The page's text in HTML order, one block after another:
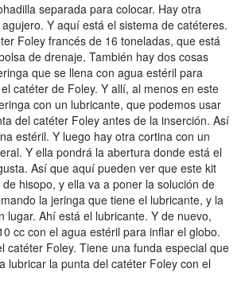
separada para colocar. Hay otra
Y aquí está el sistema de catéteres.
Foley francés de 16 toneladas, que está
de drenaje. También hay dos cosas
que se llena con agua estéril para
catéter de Foley. Y allí, al menos en este
con un lubricante, que podemos usar
del catéter Foley antes de la inserción. Así
estéril. Y luego hay otra cortina con un
Y ella pondrá la abertura donde está el
Así que aquí pueden ver que este kit
hisopo, y ella va a poner la solución de
la jeringa que tiene el lubricante, y la
lugar. Ahí está el lubricante. Y de nuevo,
cc con el agua estéril para inflar el globo.
catéter Foley. Tiene una funda especial que
lubricar la punta del catéter Foley con el